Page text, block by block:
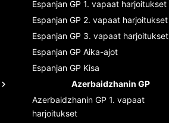
Espanjan GP 1. vapaat harjoitukset
Espanjan GP 2. vapaat harjoitukset
Espanjan GP 3. vapaat harjoitukset
Espanjan GP Aika-ajot
Espanjan GP Kisa
Azerbaidzhanin GP
Azerbaidzhanin GP 1. vapaat
harjoitukset